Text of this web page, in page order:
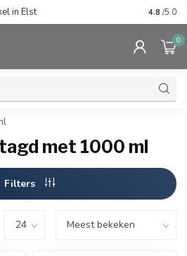
in Elst Gratis
4.8 /5.0
0
met 1000 ml
Filters